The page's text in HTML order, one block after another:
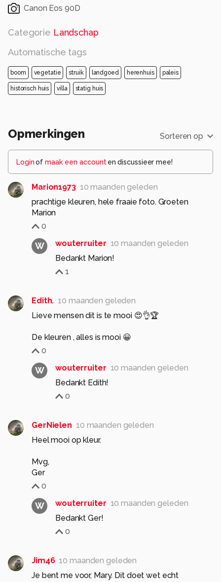
Canon Eos 90D
Categorie Landschap
Automatische tags
boom vegetatie struik landgoed herenhuis paleis
historisch huis villa statig huis
Opmerkingen Sorteren op
Loginof maak een account en discussieer mee!
Marion1973 10 maanden geleden
prachtige kleuren, hele fraaie foto. Groeten
Marion
0
W wouterruiter 10 maanden geleden
Bedankt Marion!
1
Edith. 10 maanden geleden
Lieve mensen dit is te mooi 😍👌🏆
De kleuren , alles is mooi 😀
0
W wouterruiter 10 maanden geleden
Bedankt Edith!
0
GerNielen 10 maanden geleden
Heel mooi op kleur.
Mvg,
Ger
0
W wouterruiter 10 maanden geleden
Bedankt Ger!
0
Jim46 10 maanden geleden
Je bent me voor, Mary. Dit doet wet echt